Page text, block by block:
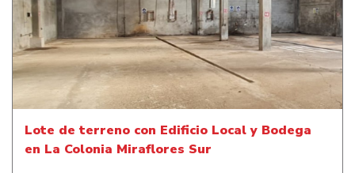
Lote de terreno con Edificio Local y Bodega en La
Colonia Miraflores Sur
Lote de terreno con Edificio Local y Bodega
en La Colonia Miraflores Sur